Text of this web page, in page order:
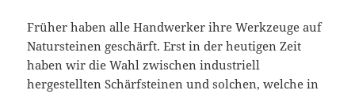
Früher haben alle Handwerker ihre Werkzeuge auf
Natursteinen geschärft. Erst in der heutigen Zeit
haben wir die Wahl zwischen industriell
hergestellten Schärfsteinen und solchen, welche in